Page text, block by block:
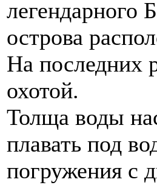
легендарного
острова
На последних
охотой.
Толща воды
плавать под
погружения с